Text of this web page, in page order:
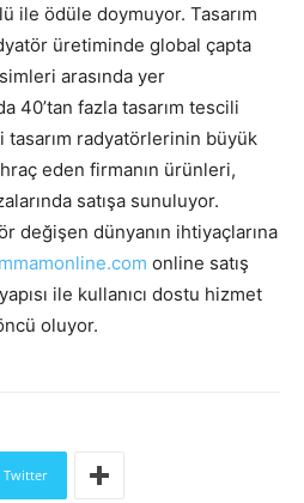
ile ödüle doymuyor. Tasarım
üretiminde global çapta
arasında yer
40’tan fazla tasarım tescili
radyatörlerinin büyük
eden firmanın ürünleri,
satışa sunuluyor.
değişen dünyanın ihtiyaçlarına
online satış
ile kullanıcı dostu hizmet
oluyor.
Twitter